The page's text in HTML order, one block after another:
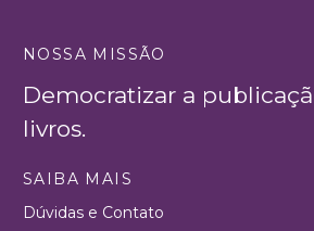
NOSSA MISSÃO
Democratizar a
livros.
SAIBA MAIS
Dúvidas e Contato